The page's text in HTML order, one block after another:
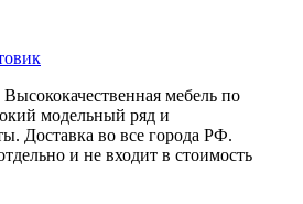
мебель по
модельный ряд и
Доставка во все города РФ.
и не входит в стоимость